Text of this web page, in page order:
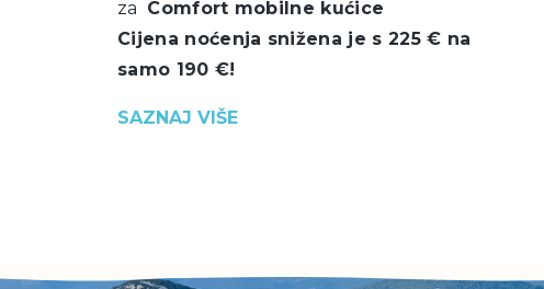
za Comfort mobilne kućice
Cijena noćenja snižena je s 225 € na
samo 190 €!
SAZNAJ VIŠE